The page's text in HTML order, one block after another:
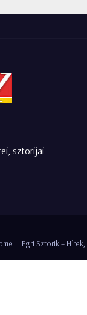
sztorijai
Egri Sztorik –